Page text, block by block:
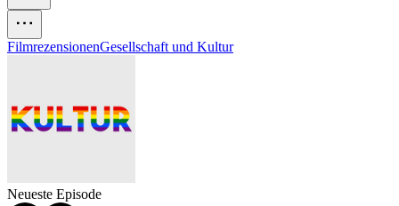
FilmrezensionenGesellschaft und Kultur
Neueste Episode